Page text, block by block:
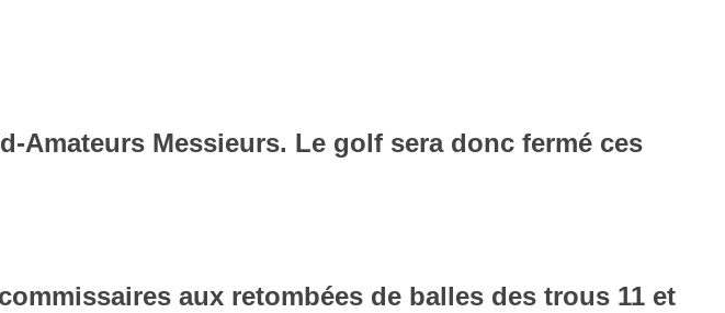
Amateurs Messieurs. Le golf sera donc fermé ces
aux retombées de balles des trous 11 et